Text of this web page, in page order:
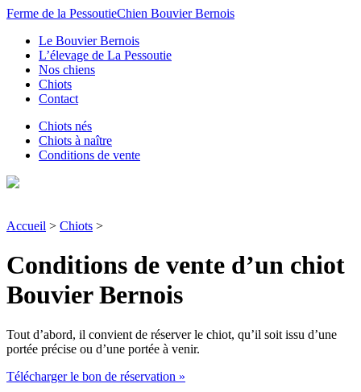
Ferme de la PessoutieChien Bouvier Bernois
Le Bouvier Bernois
L’élevage de La Pessoutie
Nos chiens
Chiots
Contact
Chiots nés
Chiots à naître
Conditions de vente
Accueil > Chiots >
Conditions de vente d’un chiot
Bouvier Bernois
Tout d’abord, il convient de réserver le chiot, qu’il soit issu d’une
portée précise ou d’une portée à venir.
Télécharger le bon de réservation »